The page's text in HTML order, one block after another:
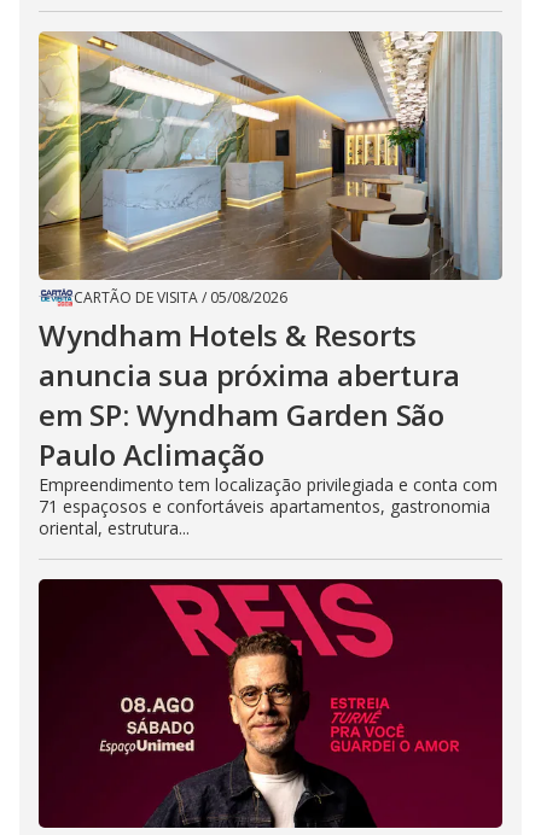
CARTÃO DE VISITA/ 05/08/2026
Wyndham Hotels & Resorts
anuncia sua próxima abertura
em SP: Wyndham Garden São
Paulo Aclimação
Empreendimento tem localização privilegiada e conta com
71 espaçosos e confortáveis apartamentos, gastronomia
oriental, estrutura...